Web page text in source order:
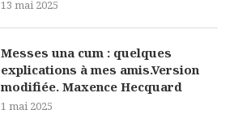
13 mai 2025
Messes una cum : quelques
explications à mes amis.Version
modifiée. Maxence Hecquard
1 mai 2025